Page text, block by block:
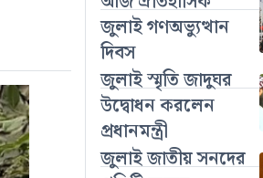
জুলাই গণঅভ্যুত্থান
দিবস
জুলাই স্মৃতি জাদুঘর
উদ্বোধন করলেন
প্রধানমন্ত্রী
জুলাই জাতীয় সনদের